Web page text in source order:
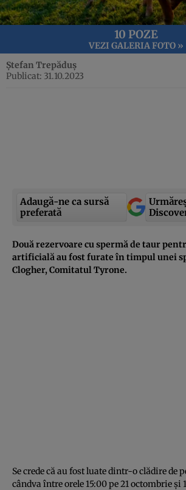
10 POZE
VEZI GALERIA FOTO »
Ștefan Trepăduș
Publicat: 31.10.2023
Adaugă-ne ca sursă
preferată
Două rezervoare cu spermă de taur
artificială au fost furate în timpul unei
Clogher, Comitatul Tyrone.
Se crede că au fost luate dintr-o clădire de
cândva între orele 15:00 pe 21 octombrie și